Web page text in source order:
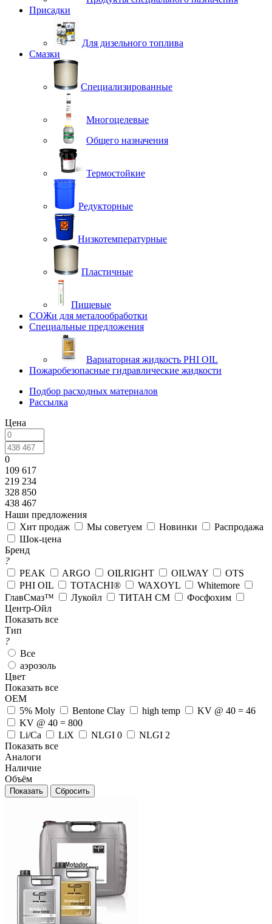
Присадки
Для дизельного топлива
Смазки
Специализированные
Многоцелевые
Общего назначения
Термостойкие
Редукторные
Низкотемпературные
Пластичные
Пищевые
СОЖи для металообработки
Специальные предложения
Вариаторная жидкость PHI OIL
Пожаробезопасные гидравлические жидкости
Подбор расходных материалов
Рассылка
Цена
0
109 617
219 234
328 850
438 467
Наши предложения
Хит продаж
Мы советуем Новинки
Распродажа
Шок-цена
Бренд
?
PEAK
ARGO OILRIGHT OILWAY
OTS
PHI OIL
TOTACHI® WAXOYL
Whitemore
ГлавСмаз™
Лукойл ТИТАН СМ
Фосфохим
Центр-Ойл
Показать все
Тип
?
Все
аэрозоль
Цвет
Показать все
OEM
5% Moly
Bentone Clay high temp
KV @ 40 = 46
KV @ 40 = 800
Li/Ca
LiX NLGI 0
NLGI 2
Показать все
Аналоги
Наличие
Объём
Сбросить